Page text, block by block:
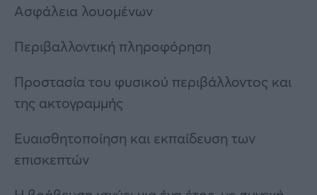
Ασφάλεια λουομένων
Περιβαλλοντική πληροφόρηση
Προστασία του φυσικού περιβάλλοντος και
της ακτογραμμής
Ευαισθητοποίηση και εκπαίδευση των
επισκεπτών